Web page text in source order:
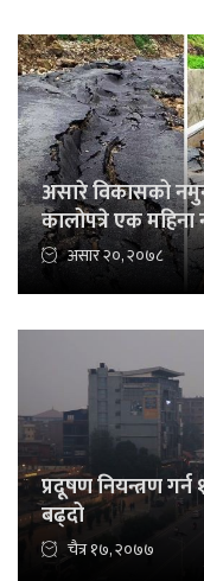
असारे विकासको
कालोपत्रे एक महिना
असार २०, २०७८
प्रदूषण नियन्त्रण
बढ्दो
चैत्र १७, २०७७